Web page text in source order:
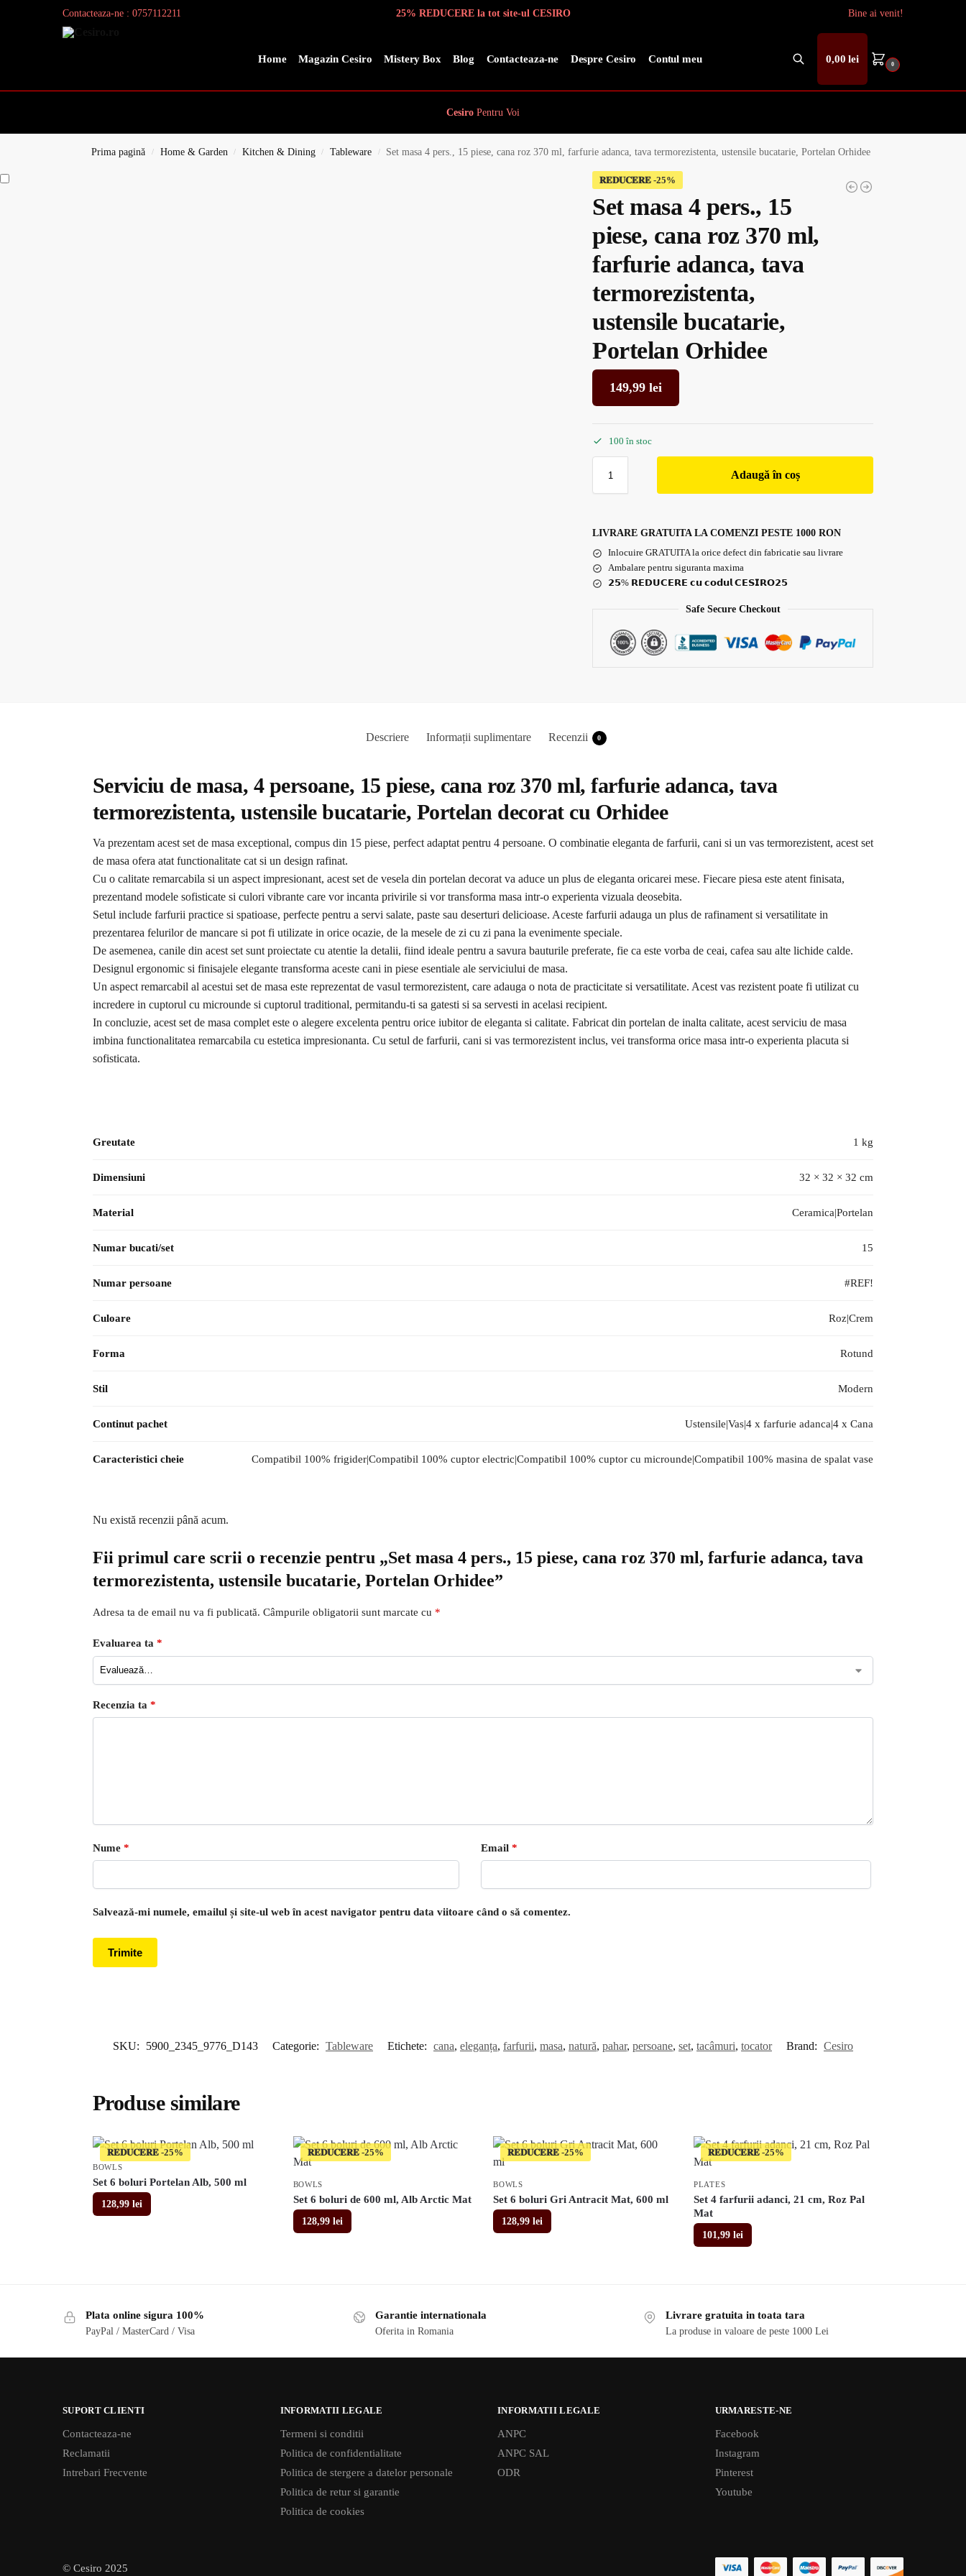
Contacteaza-ne : 0757112211 25% REDUCERE la tot site-ul CESIRO Bine ai venit!
Home Magazin Cesiro Mistery Box Blog Contacteaza-ne Despre Cesiro Contul meu
Search
0,00lei 0
Cesiro Pentru Voi
Prima pagină / Home & Garden / Kitchen & Dining / Tableware / Set masa 4 pers., 15 piese, cana roz 370 ml, farfurie adanca, tava termorezistenta, ustensile bucatarie, Portelan Orhidee
𝐑𝐄𝐃𝐔𝐂𝐄𝐑𝐄
Set masa 4 pers., 15
piese, cana roz 370 ml,
farfurie adanca, tava
termorezistenta,
ustensile bucatarie,
Portelan Orhidee
149,99lei
100 în stoc
Adaugă în coș
LIVRARE GRATUITA LA COMENZI PESTE 1000 RON
Inlocuire GRATUITA la orice defect din fabricatie sau livrare
Ambalare pentru siguranta maxima
𝟮𝟱% 𝗥𝗘𝗗𝗨𝗖𝗘𝗥𝗘 𝗰𝘂 𝗰𝗼𝗱𝘂𝗹 𝗖𝗘𝗦𝗜𝗥𝗢𝟮𝟱
Safe Secure Checkout
Descriere Informații suplimentare Recenzii 0
Serviciu de masa, 4 persoane, 15 piese, cana roz 370 ml, farfurie adanca, tava
termorezistenta, ustensile bucatarie, Portelan decorat cu Orhidee
Va prezentam acest set de masa exceptional, compus din 15 piese, perfect adaptat pentru 4 persoane. O combinatie eleganta de farfurii, cani si un vas termorezistent, acest set
de masa ofera atat functionalitate cat si un design rafinat.
Cu o calitate remarcabila si un aspect impresionant, acest set de vesela din portelan decorat va aduce un plus de eleganta oricarei mese. Fiecare piesa este atent finisata,
prezentand modele sofisticate si culori vibrante care vor incanta privirile si vor transforma masa intr-o experienta vizuala deosebita.
Setul include farfurii practice si spatioase, perfecte pentru a servi salate, paste sau deserturi delicioase. Aceste farfurii adauga un plus de rafinament si versatilitate in
prezentarea felurilor de mancare si pot fi utilizate in orice ocazie, de la mesele de zi cu zi pana la evenimente speciale.
De asemenea, canile din acest set sunt proiectate cu atentie la detalii, fiind ideale pentru a savura bauturile preferate, fie ca este vorba de ceai, cafea sau alte lichide calde.
Designul ergonomic si finisajele elegante transforma aceste cani in piese esentiale ale serviciului de masa.
Un aspect remarcabil al acestui set de masa este reprezentat de vasul termorezistent, care adauga o nota de practicitate si versatilitate. Acest vas rezistent poate fi utilizat cu
incredere in cuptorul cu microunde si cuptorul traditional, permitandu-ti sa gatesti si sa servesti in acelasi recipient.
In concluzie, acest set de masa complet este o alegere excelenta pentru orice iubitor de eleganta si calitate. Fabricat din portelan de inalta calitate, acest serviciu de masa
imbina functionalitatea remarcabila cu estetica impresionanta. Cu setul de farfurii, cani si vas termorezistent inclus, vei transforma orice masa intr-o experienta placuta si
sofisticata.
Greutate 1 kg
Dimensiuni 32 × 32 × 32 cm
Material Ceramica|Portelan
Numar bucati/set 15
Numar persoane #REF!
Culoare Roz|Crem
Forma Rotund
Stil Modern
Continut pachet Ustensile|Vas|4 x farfurie adanca|4 x Cana
Caracteristici cheie Compatibil 100% frigider|Compatibil 100% cuptor electric|Compatibil 100% cuptor cu microunde|Compatibil 100% masina de spalat vase
Nu există recenzii până acum.
Fii primul care scrii o recenzie pentru „Set masa 4 pers., 15 piese, cana roz 370 ml, farfurie adanca, tava
termorezistenta, ustensile bucatarie, Portelan Orhidee”
Adresa ta de email nu va fi publicată. Câmpurile obligatorii sunt marcate cu *
Evaluarea ta *
Recenzia ta *
Nume * Email *
Salvează-mi numele, emailul și site-ul web în acest navigator pentru data viitoare când o să comentez.
SKU: 5900_2345_9776_D143 Categorie: Tableware Etichete: cana, eleganța, farfurii, masa, natură, pahar, persoane, set, tacâmuri, tocator Brand: Cesiro
Produse similare
𝐑𝐄𝐃𝐔𝐂𝐄𝐑𝐄
BOWLS
Set 6 boluri Portelan Alb, 500 ml
128,99 lei
𝐑𝐄𝐃𝐔𝐂𝐄𝐑𝐄
BOWLS
Set 6 boluri de 600 ml, Alb Arctic Mat
128,99 lei
𝐑𝐄𝐃𝐔𝐂𝐄𝐑𝐄
BOWLS
Set 6 boluri Gri Antracit Mat, 600 ml
128,99lei
𝐑𝐄𝐃𝐔𝐂𝐄𝐑𝐄
PLATES
Set 4 farfurii adanci, 21 cm, Roz Pal
Mat
101,99lei
Plata online sigura 100%
PayPal / MasterCard / Visa
Garantie internationala
Oferita in Romania
Livrare gratuita in toata tara
La produse in valoare de peste 1000 Lei
SUPORT CLIENTI
Contacteaza-ne
Reclamatii
Intrebari Frecvente
INFORMATII LEGALE
Termeni si conditii
Politica de confidentialitate
Politica de stergere a datelor personale
Politica de retur si garantie
Politica de cookies
INFORMATII LEGALE
ANPC
ANPC SAL
ODR
URMARESTE-NE
Facebook
Instagram
Pinterest
Youtube
© Cesiro 2025